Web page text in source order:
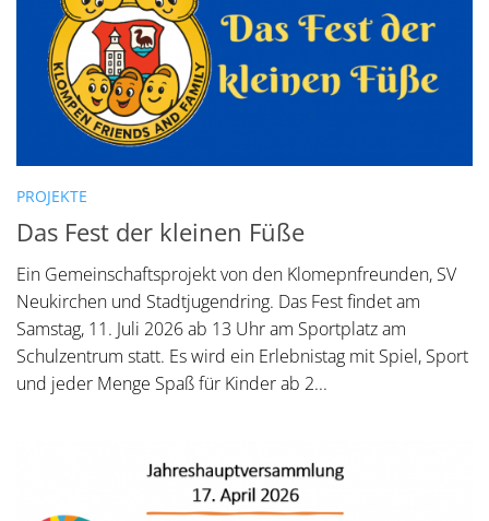
PROJEKTE
Das Fest der kleinen Füße
Ein Gemeinschaftsprojekt von den Klomepnfreunden, SV
Neukirchen und Stadtjugendring. Das Fest findet am
Samstag, 11. Juli 2026 ab 13 Uhr am Sportplatz am
Schulzentrum statt. Es wird ein Erlebnistag mit Spiel, Sport
und jeder Menge Spaß für Kinder ab 2...